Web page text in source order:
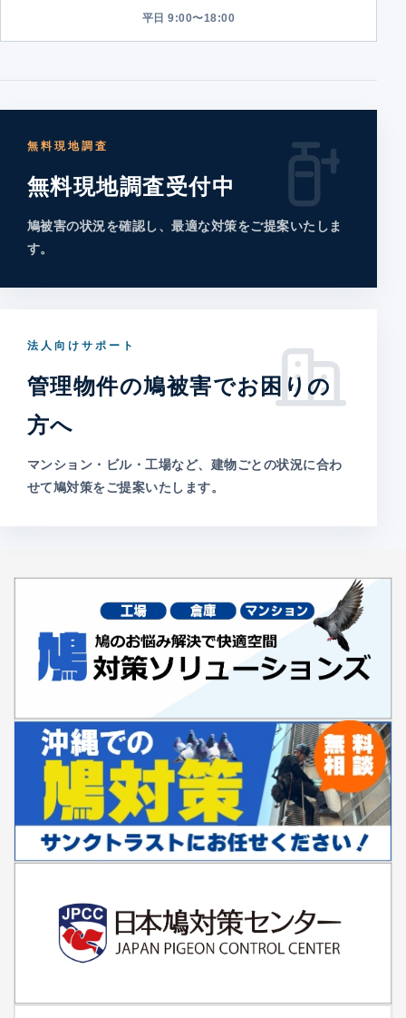
平日 9:00〜18:00
無料現地調査
無料現地調査受付中
鳩被害の状況を確認し、最適な対策をご提案いたしま
す。
法人向けサポート
管理物件の鳩被害でお困りの
方へ
マンション・ビル・工場など、建物ごとの状況に合わ
せて鳩対策をご提案いたします。